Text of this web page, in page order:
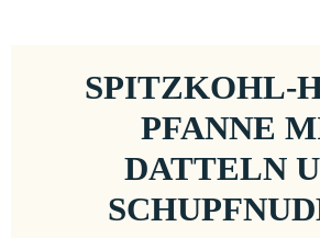
SPITZKOHL-
PFANNE
DATTELN